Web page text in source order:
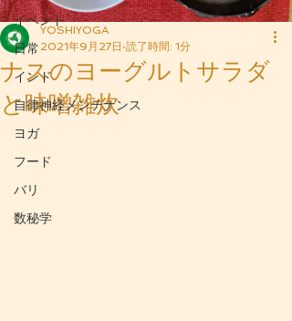
イベント
日常
インド
自律神経メンテナンス
ヨガ
フード
バリ
数秘学
ナスのヨーグルトサラダ
と味噌雑炊
YOSHIYOGA
2021年9月27日 読了時間: 1分